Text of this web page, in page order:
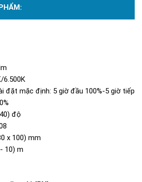
6.500K
đặt mặc định: 5 giờ đầu 100%-5 giờ tiếp
độ
x 100) mm
10) m